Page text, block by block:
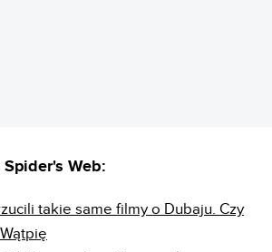
Web:
takie same filmy o Dubaju. Czy